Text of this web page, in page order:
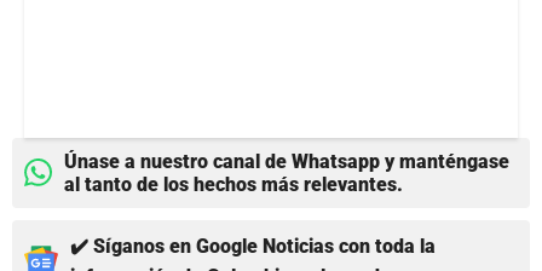
Únase a nuestro canal de Whatsapp y manténgase
al tanto de los hechos más relevantes.
✔️ Síganos en Google Noticias con toda la